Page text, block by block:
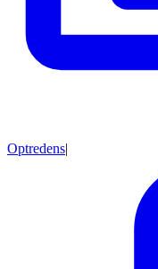
Optredens|